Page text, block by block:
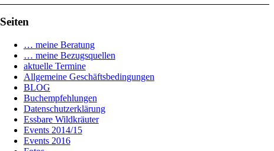
Seiten
… meine Beratung
… meine Bezugsquellen
aktuelle Termine
Allgemeine Geschäftsbedingungen
BLOG
Buchempfehlungen
Datenschutzerklärung
Essbare Wildkräuter
Events 2014/15
Events 2016